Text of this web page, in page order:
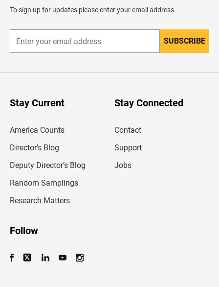
d
e
To sign up for updates please enter your email address.
n
r
SUBSCRIBE
Stay Current
America Counts
Director’s Blog
Deputy Director’s Blog
Random Samplings
Research Matters
Stay Connected
Contact
Support
Jobs
Follow